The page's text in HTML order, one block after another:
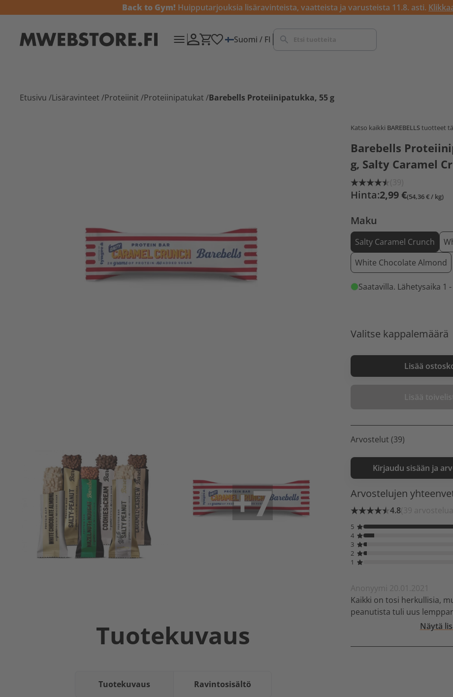
Back to Gym! Huipputarjouksia lisäravinteista, vaatteista ja varusteista 11.8. asti.
Suomi / FI
Etusivu /Lisäravinteet /Proteiinit /Proteiinipatukat /Barebells Proteiinipatukka, 55 g
+7
Tuotekuvaus
Tuotekuvaus Ravintosisältö
Katso kaikki BAREBELLStuotteet
Barebells
g, Salty Caramel
(39)
Hinta:2,99 €(54,36 € / kg)
Maku
Salty Caramel Crunch
White Chocolate Almond
Saatavilla. Lähetysaika 1
Valitse kappalemäärä
Lisää
Lisää
Arvostelut (39)
Kirjaudu sisään ja
Arvostelujen
4.8(39
5
4
3
2
1
Anonyymi 20.01.2021
Kaikki on tosi herkullisia,
peanutista tuli uus
Näytä